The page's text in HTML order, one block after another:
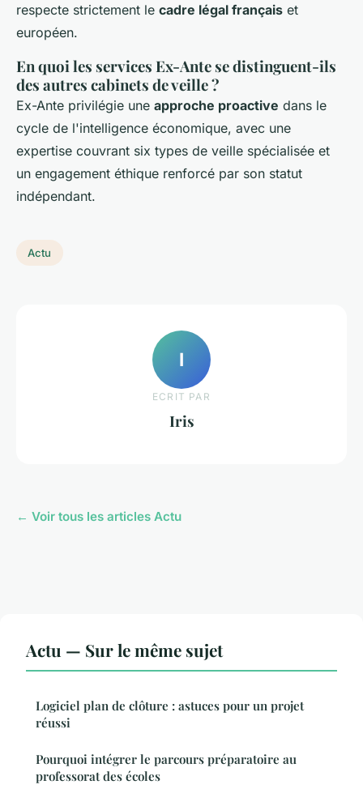
respecte strictement le cadre légal français et
européen.
En quoi les services Ex-Ante se distinguent-ils
des autres cabinets de veille ?
Ex-Ante privilégie une approche proactive dans le
cycle de l'intelligence économique, avec une
expertise couvrant six types de veille spécialisée et
un engagement éthique renforcé par son statut
indépendant.
Actu
I
ECRIT PAR
Iris
← Voir tous les articles Actu
Actu — Sur le même sujet
Logiciel plan de clôture : astuces pour un projet
réussi
Pourquoi intégrer le parcours préparatoire au
professorat des écoles